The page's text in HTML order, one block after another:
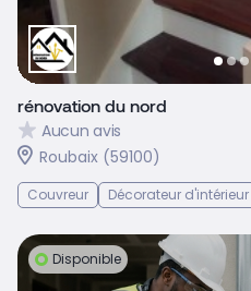
rénovation du nord
Aucun avis
Roubaix (59100)
Couvreur Décorateur d'intérieur
Disponible